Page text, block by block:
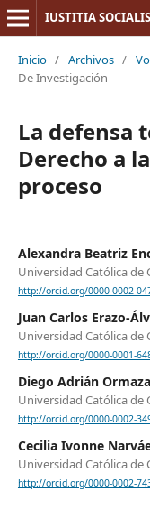
IUSTITIA SOCIALIS
Inicio / Archivos /
De Investigación
La defensa
Derecho a
proceso
Alexandra Beatriz
Universidad Católica de
http://orcid.org/0000-0002-
Juan Carlos Erazo-
Universidad Católica de
http://orcid.org/0000-0001-
Diego Adrián
Universidad Católica de
http://orcid.org/0000-0002-
Cecilia Ivonne
Universidad Católica de
http://orcid.org/0000-0002-